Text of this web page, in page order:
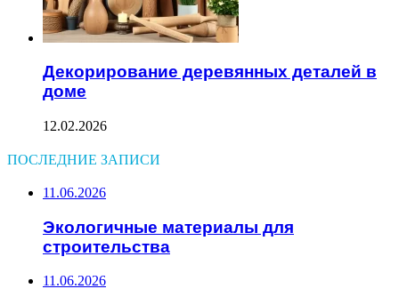
Декорирование деревянных деталей в
доме
12.02.2026
ПОСЛЕДНИЕ ЗАПИСИ
11.06.2026
Экологичные материалы для
строительства
11.06.2026